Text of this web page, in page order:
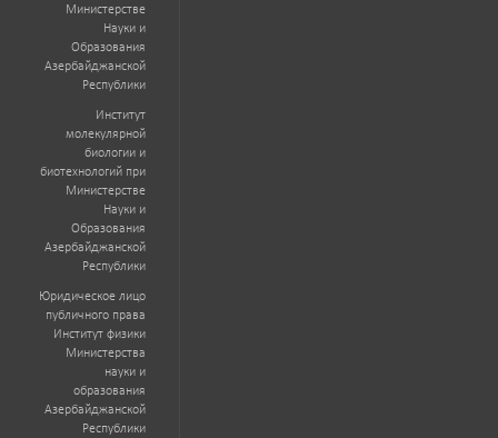
Министерстве
Науки и
Образования
Азербайджанской
Республики
Институт
молекулярной
биологии и
биотехнологий при
Министерстве
Науки и
Образования
Азербайджанской
Республики
Юридическое лицо
публичного права
Институт физики
Министерства
науки и
образования
Азербайджанской
Республики